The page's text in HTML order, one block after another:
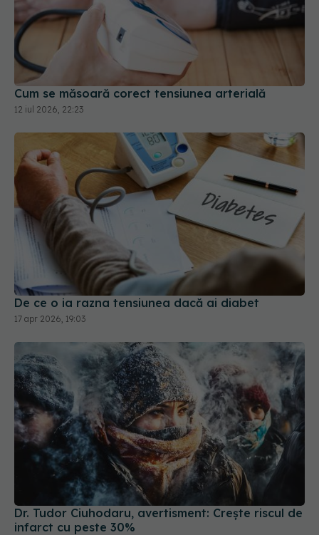
Cum se măsoară corect tensiunea arterială
12 iul 2026, 22:23
De ce o ia razna tensiunea dacă ai diabet
17 apr 2026, 19:03
Dr. Tudor Ciuhodaru, avertisment: Crește riscul de
infarct cu peste 30%